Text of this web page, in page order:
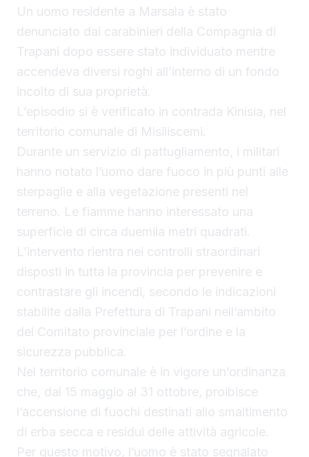
Un uomo residente a Marsala è stato
denunciato dai carabinieri della Compagnia di
Trapani dopo essere stato individuato mentre
accendeva diversi roghi all’interno di un fondo
incolto di sua proprietà.
L’episodio si è verificato in contrada Kinisia, nel
territorio comunale di Misiliscemi.
Durante un servizio di pattugliamento, i militari
hanno notato l’uomo dare fuoco in più punti alle
sterpaglie e alla vegetazione presenti nel
terreno. Le fiamme hanno interessato una
superficie di circa duemila metri quadrati.
L’intervento rientra nei controlli straordinari
disposti in tutta la provincia per prevenire e
contrastare gli incendi, secondo le indicazioni
stabilite dalla Prefettura di Trapani nell’ambito
del Comitato provinciale per l’ordine e la
sicurezza pubblica.
Nel territorio comunale è in vigore un’ordinanza
che, dal 15 maggio al 31 ottobre, proibisce
l’accensione di fuochi destinati allo smaltimento
di erba secca e residui delle attività agricole.
Per questo motivo, l’uomo è stato segnalato